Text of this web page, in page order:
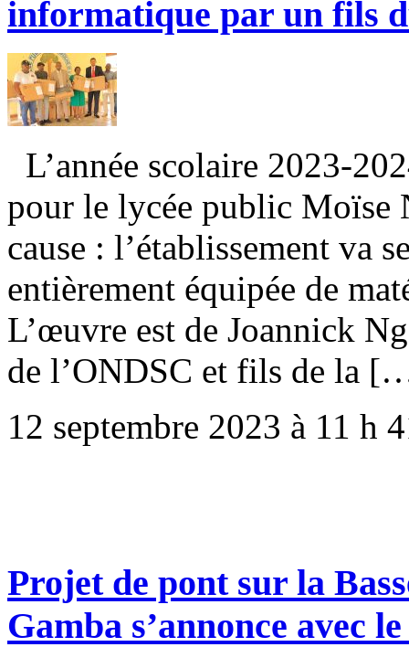
informatique par un fils
L’année scolaire 2023-
pour le lycée public
cause : l’établissement va
entièrement équipée de
L’œuvre est de Joannick
de l’ONDSC et fils de la
12 septembre 2023 à 11 h
Projet de pont sur la
Gamba s’annonce avec